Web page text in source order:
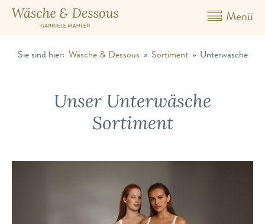
Menü
Sie sind hier: Wäsche & Dessous » Sortiment » Unterwäsche
Unser Unterwäsche
Sortiment